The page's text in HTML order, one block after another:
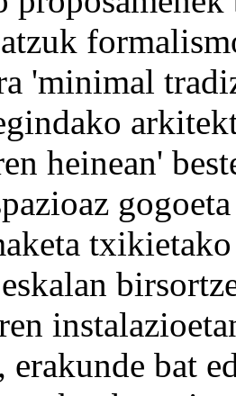
'minimal
heinean'
erakunde bat